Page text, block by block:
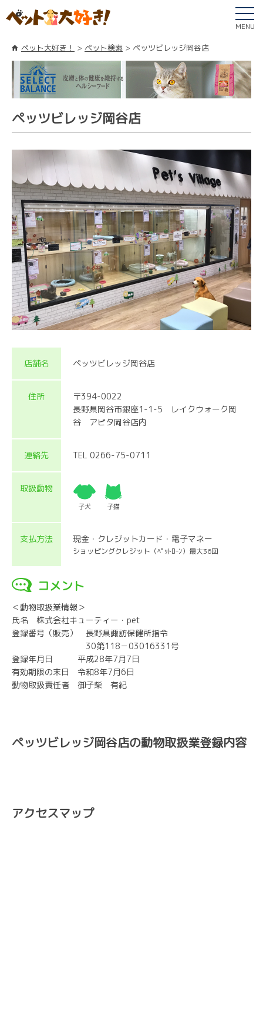
MENU
ペット大好き！ ペット検索 ペッツビレッジ岡谷店
ペッツビレッジ岡谷店
店舗名 ペッツビレッジ岡谷店
住所
〒394-0022
長野県岡谷市銀座1-1-5 レイクウォーク岡
谷 アピタ岡谷店内
連絡先 TEL 0266-75-0711
取扱動物
子犬 子猫
支払方法 現金・クレジットカード・電子マネー
ショッピングクレジット（ﾍﾟｯﾄﾛｰﾝ）最大36回
コメント
＜動物取扱業情報＞
氏名 株式会社キューティー・pet
登録番号（販売） 長野県諏訪保健所指令
30第118－03016331号
登録年月日 平成28年7月7日
有効期限の末日 令和8年7月6日
動物取扱責任者 御子柴 有紀
ペッツビレッジ岡谷店の動物取扱業登録内容
アクセスマップ